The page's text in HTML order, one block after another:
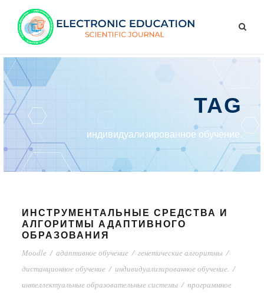
TAG
индивидуализированное обучение.
ИНСТРУМЕНТАЛЬНЫЕ СРЕДСТВА И
АЛГОРИТМЫ АДАПТИВНОГО
ОБРАЗОВАНИЯ
Mооdlе / адаптивное обучение / генетические алгоритмы /
дистанционное обучение / индивидуализированное обучение. /
интеллектуальные образовательные системы / программное